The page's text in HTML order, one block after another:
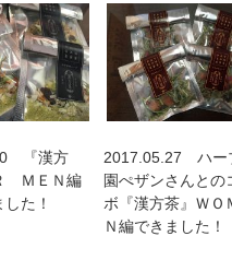
『漢方
ＭＥＮ編
た！
2017.05.27 ハー
園ぺザンさんとの
ボ『漢方茶』ＷＯ
Ｎ編できました！